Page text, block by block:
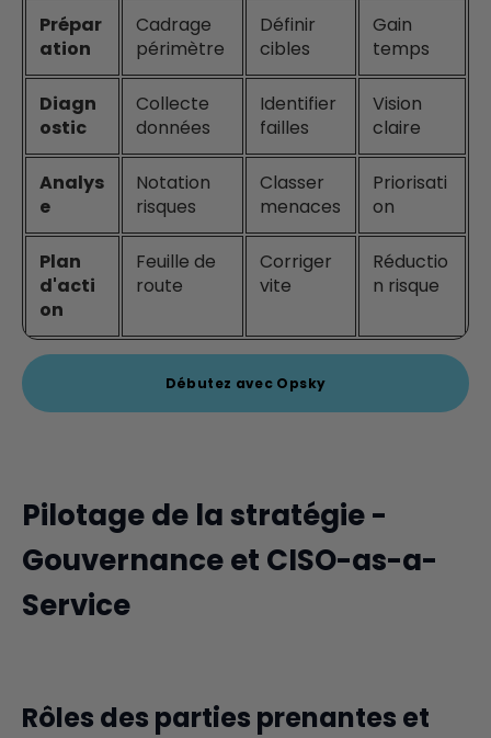
Prépar
ation
Cadrage
périmètre
Définir
cibles
Gain
temps
Diagn
ostic
Collecte
données
Identifier
failles
Vision
claire
Analys
e
Notation
risques
Classer
menaces
Priorisati
on
Plan
d'acti
on
Feuille de
route
Corriger
vite
Réductio
n risque
Débutez avec Opsky
Pilotage de la stratégie -
Gouvernance et CISO-as-a-
Service
Rôles des parties prenantes et